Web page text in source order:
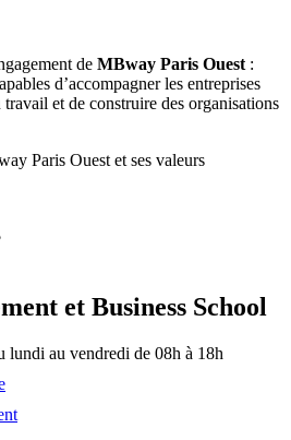
de MBway Paris Ouest :
d’accompagner les entreprises
et de construire des organisations
Paris Ouest et ses valeurs
et Business School
lundi au vendredi de 08h à 18h